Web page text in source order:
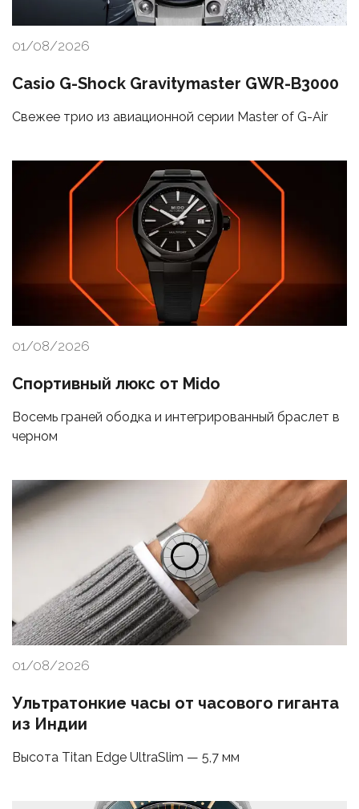
01/08/2026
Casio G-Shock Gravitymaster GWR-B3000
Свежее трио из авиационной серии Master of G-Air
01/08/2026
Спортивный люкс от Mido
Восемь граней ободка и интегрированный браслет в
черном
01/08/2026
Ультратонкие часы от часового гиганта
из Индии
Высота Titan Edge UltraSlim — 5,7 мм